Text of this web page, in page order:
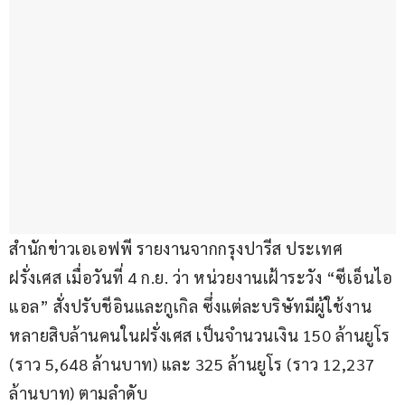
สำนักข่าวเอเอฟพี รายงานจากกรุงปารีส ประเทศ
ฝรั่งเศส เมื่อวันที่ 4 ก.ย. ว่า หน่วยงานเฝ้าระวัง “ซีเอ็นไอ
แอล” สั่งปรับชีอินและกูเกิล ซึ่งแต่ละบริษัทมีผู้ใช้งาน
หลายสิบล้านคนในฝรั่งเศส เป็นจำนวนเงิน 150 ล้านยูโร
(ราว 5,648 ล้านบาท) และ 325 ล้านยูโร (ราว 12,237
ล้านบาท) ตามลำดับ